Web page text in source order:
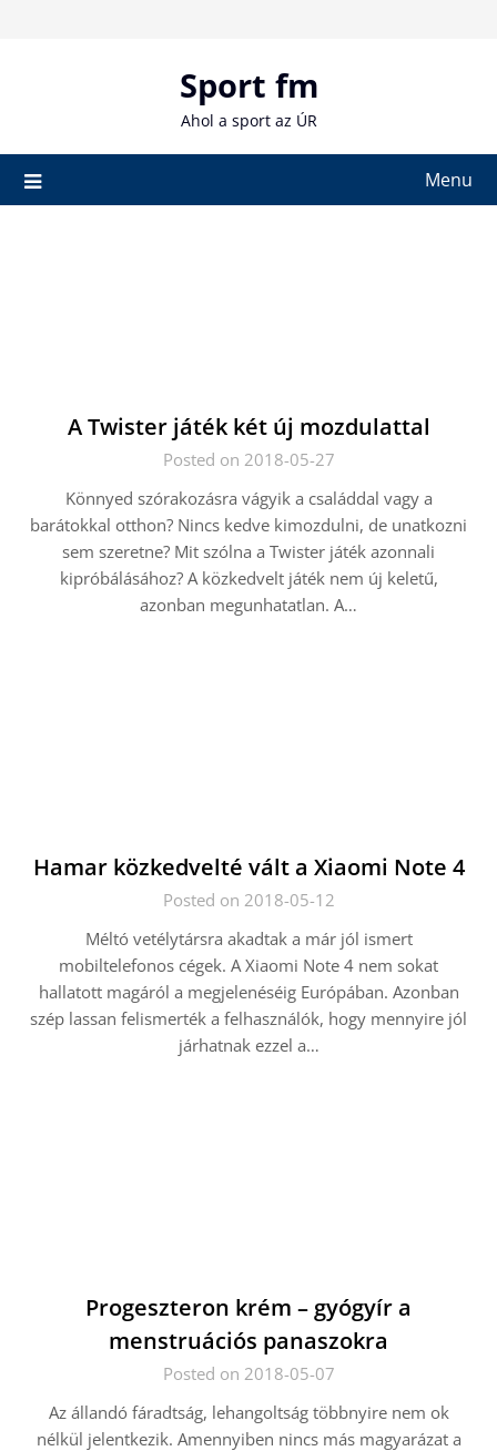
Sport fm
Ahol a sport az ÚR
Menu
A Twister játék két új mozdulattal
Posted on 2018-05-27
Könnyed szórakozásra vágyik a családdal vagy a
barátokkal otthon? Nincs kedve kimozdulni, de unatkozni
sem szeretne? Mit szólna a Twister játék azonnali
kipróbálásához? A közkedvelt játék nem új keletű,
azonban megunhatatlan. A…
Hamar közkedvelté vált a Xiaomi Note 4
Posted on 2018-05-12
Méltó vetélytársra akadtak a már jól ismert
mobiltelefonos cégek. A Xiaomi Note 4 nem sokat
hallatott magáról a megjelenéséig Európában. Azonban
szép lassan felismerték a felhasználók, hogy mennyire jól
járhatnak ezzel a…
Progeszteron krém – gyógyír a
menstruációs panaszokra
Posted on 2018-05-07
Az állandó fáradtság, lehangoltság többnyire nem ok
nélkül jelentkezik. Amennyiben nincs más magyarázat a